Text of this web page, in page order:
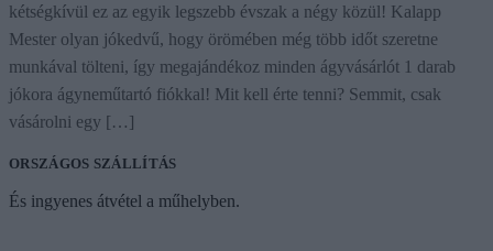
kétségkívül ez az egyik legszebb évszak a négy közül! Kalapp
Mester olyan jókedvű, hogy örömében még több időt szeretne
munkával tölteni, így megajándékoz minden ágyvásárlót 1 darab
jókora ágyneműtartó fiókkal! Mit kell érte tenni? Semmit, csak
vásárolni egy […]
ORSZÁGOS SZÁLLÍTÁS
És ingyenes átvétel a műhelyben.